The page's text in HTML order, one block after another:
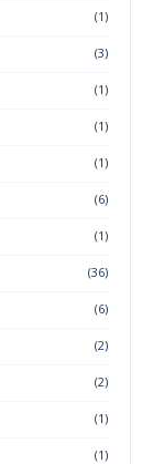
(1)
(3)
(1)
(1)
(1)
(6)
(1)
(36)
(6)
(2)
(2)
(1)
(1)